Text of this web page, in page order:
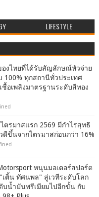
LIFESTYLE
องไทยที่ได้รับสัญลักษณ์หัวจ่าย
100% ทุกสถานีทั่วประเทศ
อเพลิงมาตรฐานระดับสีทอง
ตรมาสแรก 2569 มีกำไรสุทธิ
ขึ้นจากไตรมาสก่อนกว่า 16%
หนุนมอเตอร์สปอร์ต
ติ้น ทัศนพล" สู่เวทีระดับโลก
บน้ำมันพรีเมียมไปอีกขั้น กับ